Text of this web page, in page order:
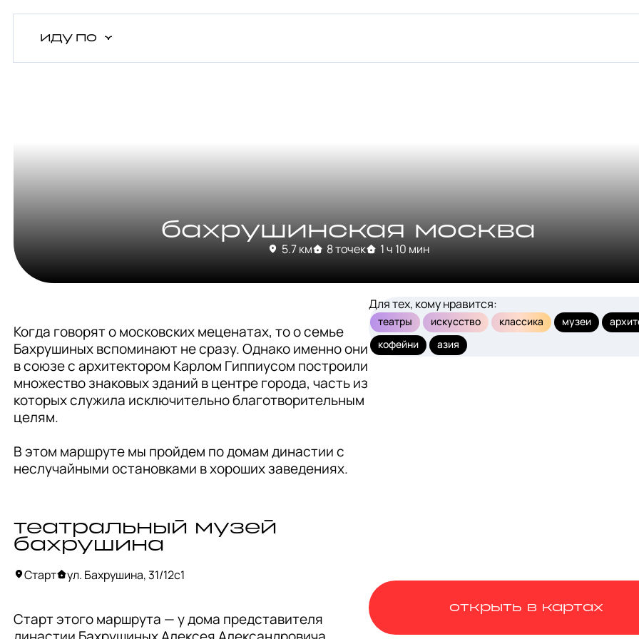
иду по
бахрушинская москва
5.7 км 8 точек 1 ч 10 мин
Когда говорят о московских меценатах, то о семье
Бахрушиных вспоминают не сразу. Однако именно они
в союзе с архитектором Карлом Гиппиусом построили
множество знаковых зданий в центре города, часть из
которых служила исключительно благотворительным
целям.
В этом маршруте мы пройдем по домам династии с
неслучайными остановками в хороших заведениях.
театральный музей
бахрушина
Старт ул. Бахрушина, 31/12с1
Старт этого маршрута — у дома представителя
Для тех, кому нравится:
театры искусство классика музеи
кофейни
азия
открыть в картах